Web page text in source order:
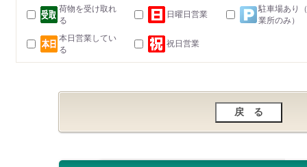
荷物を受け取れ
る
日曜日営業
駐車場あり
業所のみ）
本日営業してい
る
祝日営業